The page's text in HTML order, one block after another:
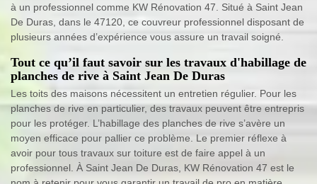
à un professionnel comme KW Rénovation 47. Situé à Saint Jean
De Duras, dans le 47120, ce couvreur professionnel disposant de
plusieurs années d’expérience vous assure un travail soigné.
Tout ce qu’il faut savoir sur les travaux d'habillage de
planches de rive à Saint Jean De Duras
Les toits des maisons nécessitent un entretien régulier. Pour les
planches de rive en particulier, des travaux peuvent être entrepris
pour les protéger. L’habillage des planches de rive s’avère un
moyen efficace pour pallier ce problème. Le premier réflexe à
avoir pour tous travaux sur toiture est de faire appel à un
professionnel. À Saint Jean De Duras, KW Rénovation 47 est le